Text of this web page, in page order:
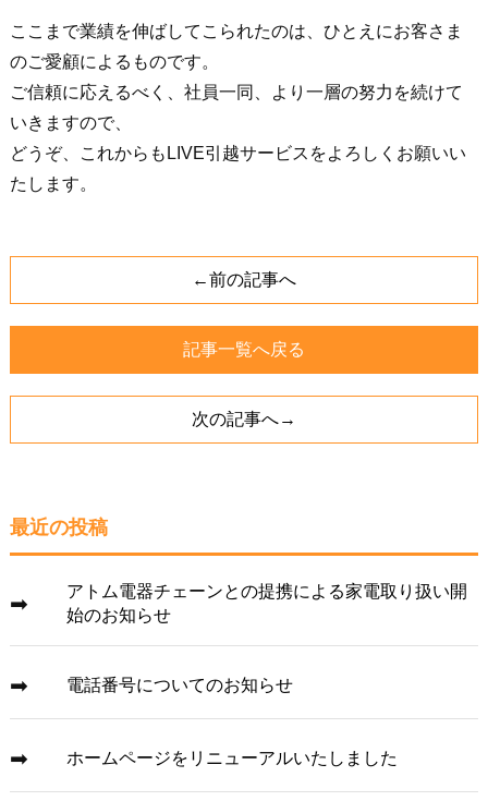
ここまで業績を伸ばしてこられたのは、ひとえにお客さま
のご愛顧によるものです。
ご信頼に応えるべく、社員一同、より一層の努力を続けて
いきますので、
どうぞ、これからもLIVE引越サービスをよろしくお願いい
たします。
←前の記事へ
記事一覧へ戻る
次の記事へ→
最近の投稿
アトム電器チェーンとの提携による家電取り扱い開
始のお知らせ
電話番号についてのお知らせ
ホームページをリニューアルいたしました